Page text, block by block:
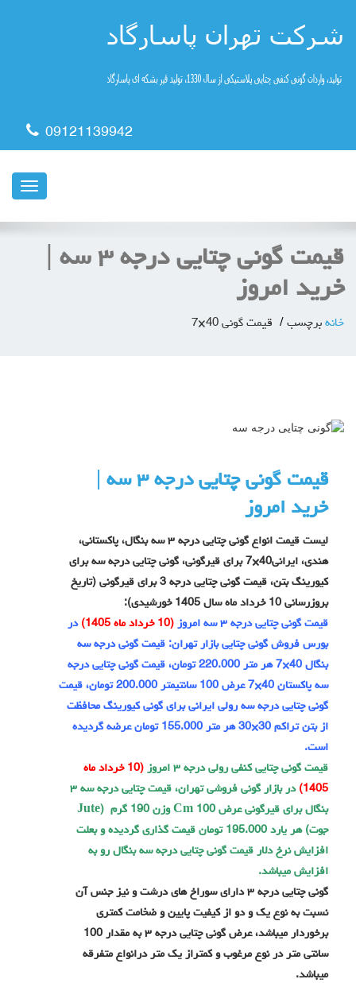
09121139942
ناوبری
قیمت گونی چتایی درجه ۳ سه |
خرید امروز
خانه برچسب قیمت گونی 40×7
قیمت گونی چتایی درجه ۳ سه |
خرید امروز
لیست قیمت انواع گونی چتایی درجه ۳ سه بنگال، پاکستانی،
هندی، ایرانی40×7 برای قیرگونی، گونی چتایی درجه سه برای
کیورینگ بتن، قیمت گونی چتایی درجه 3 برای قیرگونی (تاریخ
بروزرسانی 10 خرداد ماه سال 1405 خورشیدی):
قیمت گونی چتایی درجه ۳ سه امروز
(10 خرداد ماه 1405)
در
بورس فروش گونی چتایی بازار تهران: قیمت گونی درجه سه
بنگال 40×7 هر متر 220.000 تومان، قیمت گونی چتایی درجه
سه پاکستان 40×7 عرض 100 سانتیمتر 200.000 تومان، قیمت
گونی چتایی درجه سه رولی ایرانی برای گونی کیورینگ محافظت
از بتن تراکم 30×30 هر متر 155.000 تومان عرضه گردیده
است.
قیمت گونی چتایی کنفی رولی درجه ۳ امروز
(10 خرداد ماه
1405)
در بازار گونی فروشی تهران، قیمت چتایی درجه سه ۳
بنگال برای قیرگونی عرض 100 Cm وزن 190 گرم (Jute
جوت) هر یارد 195.000 تومان قیمت گذاری گردیده و بعلت
افزایش نرخ دلار قیمت گونی چتایی درجه سه بنگال رو به
افزایش میباشد.
گونی چتایی درجه ۳ دارای سوراخ های درشت و نیز جنس آن
نسبت به نوع یک و دو از کیفیت پایین و ضخامت کمتری
برخوردار میباشد، عرض گونی چتایی درجه ۳ به مقدار 100
سانتی متر در نوع مرغوب و کمتراز یک متر درانواع متفرقه
میباشد.